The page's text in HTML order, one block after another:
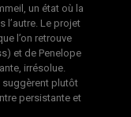
un état où la
l’autre. Le projet
l’on retrouve
et de Penelope
irrésolue.
plutôt
persistante et